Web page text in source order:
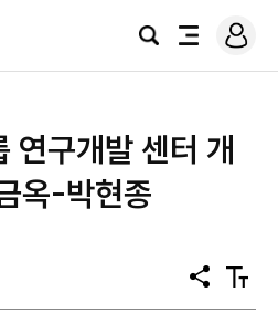
검
전
로
그
구개발 센터 개
옥-박현종
공
유
텍
스